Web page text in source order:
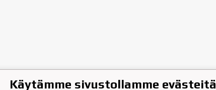
Käytämme sivustollamme evästeitä